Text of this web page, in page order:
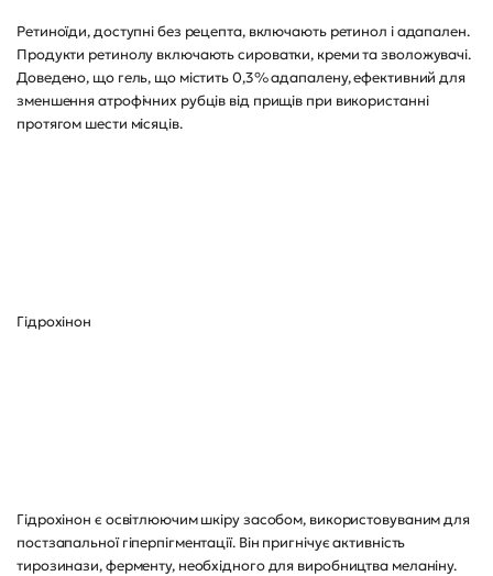
Ретиноїди, доступні без рецепта, включають ретинол і адапален.
Продукти ретинолу включають сироватки, креми та зволожувачі.
Доведено, що гель, що містить 0,3% адапалену, ефективний для
зменшення атрофічних рубців від прищів при використанні
протягом шести місяців.
Гідрохінон
Гідрохінон є освітлюючим шкіру засобом, використовуваним для
постзапальної гіперпігментації. Він пригнічує активність
тирозинази, ферменту, необхідного для виробництва меланіну.